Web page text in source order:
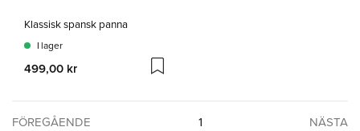
Klassisk spansk panna
I lager
499,00 kr
FÖREGÅENDE 1 NÄSTA